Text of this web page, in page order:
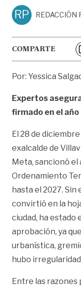
RP REDACCIÓN
COMPARTE
Por: Yessica
Expertos
firmado en el
El 28 de
exalcalde de
Meta, sancionó el
Ordenamiento
hasta el 2027.
convirtió en la
ciudad, ha estado
aprobación, ya
urbanística,
hubo
Entre las